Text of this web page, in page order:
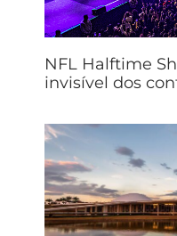
NFL Halftime
invisível dos